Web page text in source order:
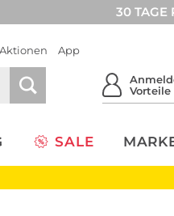
30 TAGE
Aktionen App
SALE